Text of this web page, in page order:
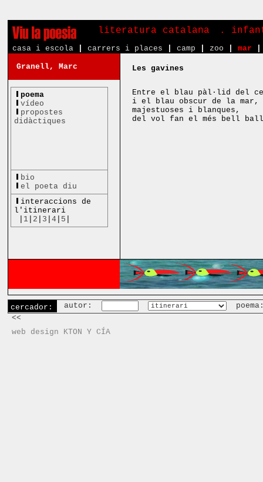
literatura catalana .
casa i escola carrers i places camp zoo mar
Granell, Marc
poema
vídeo
propostes
didàctiques
bio
el poeta diu
interaccions de
l'itinerari
1 2 3 |4 5
Les gavines
Entre el blau pàl·lid del
i el blau obscur de la mar,
majestuoses i blanques,
del vol fan el més bell
cercador: autor:
<<
web design KTON Y CÍA